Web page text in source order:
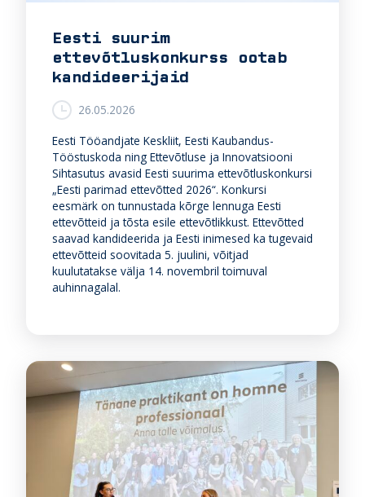
Eesti suurim
ettevõtluskonkurss ootab
kandideerijaid
26.05.2026
Eesti Tööandjate Keskliit, Eesti Kaubandus-
Tööstuskoda ning Ettevõtluse ja Innovatsiooni
Sihtasutus avasid Eesti suurima ettevõtluskonkursi
„Eesti parimad ettevõtted 2026“. Konkursi
eesmärk on tunnustada kõrge lennuga Eesti
ettevõtteid ja tõsta esile ettevõtlikkust. Ettevõtted
saavad kandideerida ja Eesti inimesed ka tugevaid
ettevõtteid soovitada 5. juulini, võitjad
kuulutatakse välja 14. novembril toimuval
auhinnagalal.